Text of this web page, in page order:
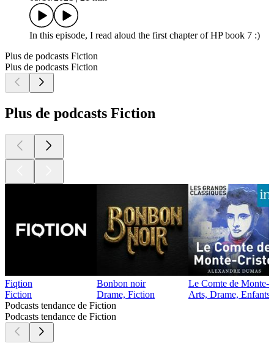
In this episode, I read aloud the first chapter of HP book 7 :)
Plus de podcasts Fiction
Plus de podcasts Fiction
Plus de podcasts Fiction
Fiqtion
Fiction
Bonbon noir
Drame, Fiction
Le Comte de Monte-
Arts, Drame,
Podcasts tendance de Fiction
Podcasts tendance de Fiction